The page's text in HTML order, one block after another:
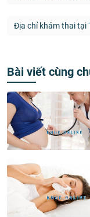
Địa chỉ khám thai tại
Bài viết cùng